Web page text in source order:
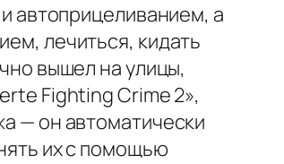
автоприцеливанием, а
лечиться, кидать
вышел на улицы,
Fighting Crime 2»,
— он автоматически
их с помощью